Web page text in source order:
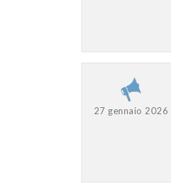
27 gennaio 2026